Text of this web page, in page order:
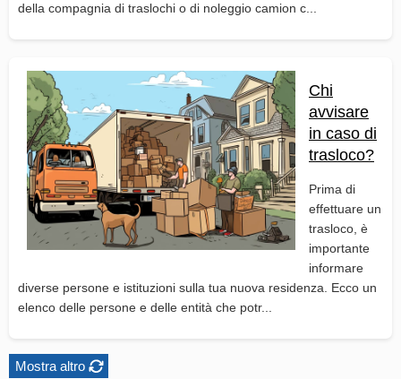
della compagnia di traslochi o di noleggio camion c...
Chi
avvisare
in caso di
trasloco?
Prima di
effettuare un
trasloco, è
importante
informare
diverse persone e istituzioni sulla tua nuova residenza. Ecco un
elenco delle persone e delle entità che potr...
Mostra altro